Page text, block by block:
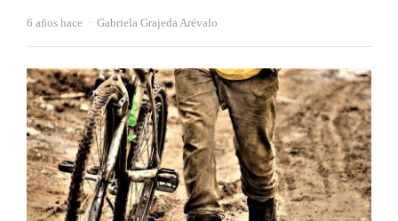
6 años hace Autor
Gabriela Grajeda Arévalo